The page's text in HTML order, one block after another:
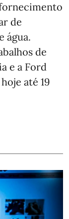
de
água.
de
e a Ford
até 19